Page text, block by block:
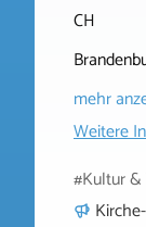
CH
mehr
Weitere
#Kultur